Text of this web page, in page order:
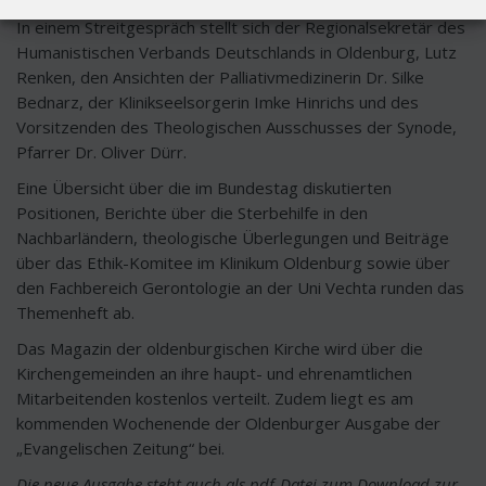
In einem Streitgespräch stellt sich der Regionalsekretär des
Humanistischen Verbands Deutschlands in Oldenburg, Lutz
Renken, den Ansichten der Palliativmedizinerin Dr. Silke
Bednarz, der Klinikseelsorgerin Imke Hinrichs und des
Vorsitzenden des Theologischen Ausschusses der Synode,
Pfarrer Dr. Oliver Dürr.
Eine Übersicht über die im Bundestag diskutierten
Positionen, Berichte über die Sterbehilfe in den
Nachbarländern, theologische Überlegungen und Beiträge
über das Ethik-Komitee im Klinikum Oldenburg sowie über
den Fachbereich Gerontologie an der Uni Vechta runden das
Themenheft ab.
Das Magazin der oldenburgischen Kirche wird über die
Kirchengemeinden an ihre haupt- und ehrenamtlichen
Mitarbeitenden kostenlos verteilt. Zudem liegt es am
kommenden Wochenende der Oldenburger Ausgabe der
„Evangelischen Zeitung“ bei.